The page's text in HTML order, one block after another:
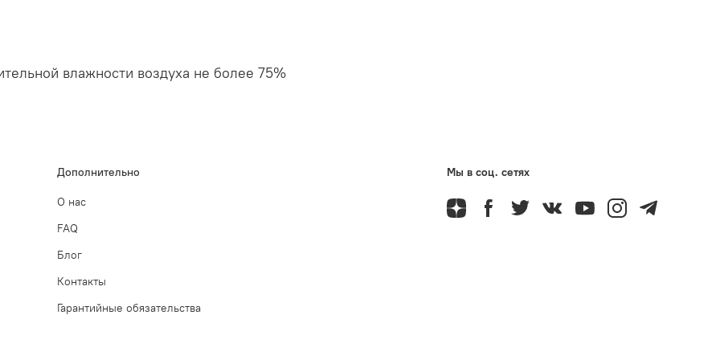
влажности воздуха не более 75%
Дополнительно
О нас
FAQ
Блог
Контакты
Гарантийные обязательства
Мы в соц. сетях